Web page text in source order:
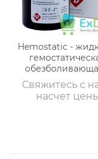
Hemostatic -
бактерицидная
Свяжитесь с
насчет